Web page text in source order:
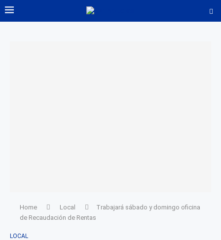
Home Local
Trabajará sábado y domingo oficina
de Recaudación de Rentas
LOCAL